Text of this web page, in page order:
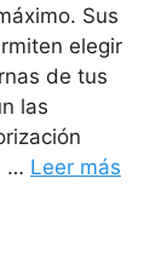
Sus
elegir
de tus
las
… Leer más